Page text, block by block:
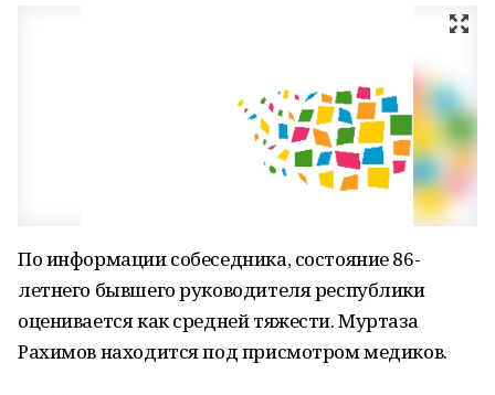
По информации собеседника, состояние 86-
летнего бывшего руководителя республики
оценивается как средней тяжести. Муртаза
Рахимов находится под присмотром медиков.